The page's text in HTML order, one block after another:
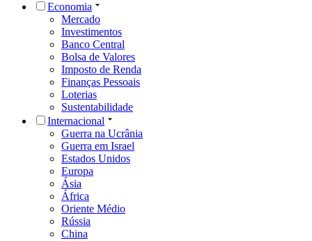
Economia
Mercado
Investimentos
Banco Central
Bolsa de Valores
Imposto de Renda
Finanças Pessoais
Loterias
Sustentabilidade
Internacional
Guerra na Ucrânia
Guerra em Israel
Estados Unidos
Europa
Ásia
África
Oriente Médio
Rússia
China